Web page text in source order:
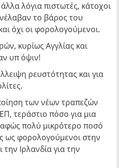
λόγια πιστωτές, κάτοχοι
το βάρος του
όχι οι φορολογούμενοι.
κυρίως Αγγλίας και
υπ όψιν!
ρευστότητας και για
των νέων τραπεζών
τεράστιο πόσο για μια
πολύ μικρότερο ποσό
ως φορολογούμενοι στην
Ιρλανδία για την